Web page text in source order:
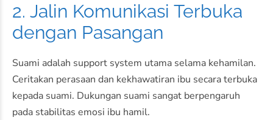
2. Jalin Komunikasi Terbuka
dengan Pasangan
Suami adalah support system utama selama kehamilan.
Ceritakan perasaan dan kekhawatiran ibu secara terbuka
kepada suami. Dukungan suami sangat berpengaruh
pada stabilitas emosi ibu hamil.